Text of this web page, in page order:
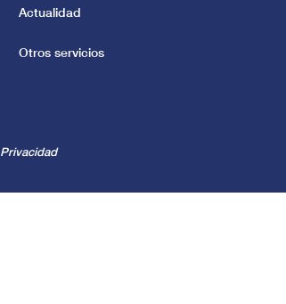
Actualidad
Otros servicios
Privacidad